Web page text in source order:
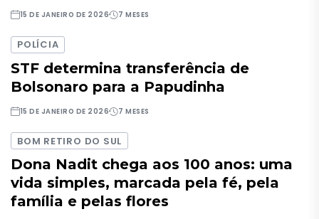
15 DE JANEIRO DE 2026 7 MESES
POLÍCIA
STF determina transferência de
Bolsonaro para a Papudinha
15 DE JANEIRO DE 2026 7 MESES
BOM RETIRO DO SUL
Dona Nadit chega aos 100 anos: uma
vida simples, marcada pela fé, pela
família e pelas flores